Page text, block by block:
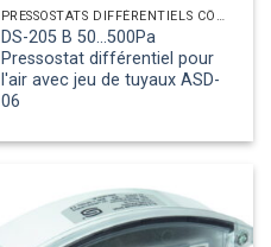
PRESSOSTATS DIFFÉRENTIELS CÔTÉ AIR
DS-205 B 50...500Pa
Pressostat différentiel pour
l'air avec jeu de tuyaux ASD-
06